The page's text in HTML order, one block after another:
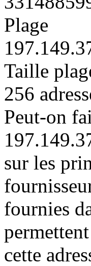
Plage
Taille
256
Peut-on
sur les
fournies
cette